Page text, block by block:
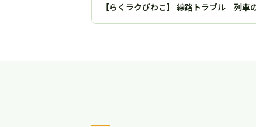
【らくラクびわこ】 線路トラブル 列車